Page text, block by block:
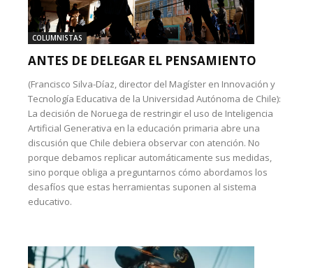
COLUMNISTAS
ANTES DE DELEGAR EL PENSAMIENTO
(Francisco Silva-Díaz, director del Magíster en Innovación y
Tecnología Educativa de la Universidad Autónoma de Chile):
La decisión de Noruega de restringir el uso de Inteligencia
Artificial Generativa en la educación primaria abre una
discusión que Chile debiera observar con atención. No
porque debamos replicar automáticamente sus medidas,
sino porque obliga a preguntarnos cómo abordamos los
desafíos que estas herramientas suponen al sistema
educativo.